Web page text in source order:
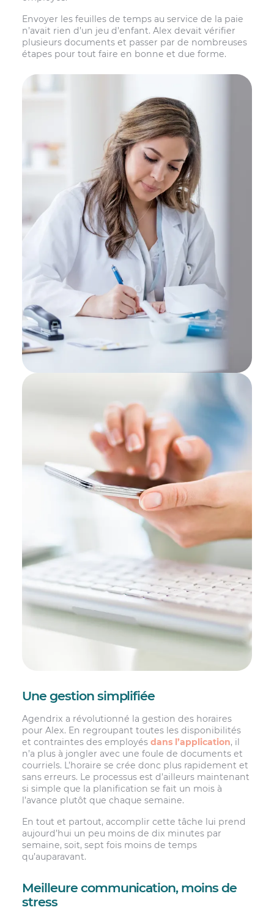
Envoyer les feuilles de temps au service de la paie
n’avait rien d’un jeu d’enfant. Alex devait vérifier
plusieurs documents et passer par de nombreuses
étapes pour tout faire en bonne et due forme.
Une gestion simplifiée
Agendrix a révolutionné la gestion des horaires
pour Alex. En regroupant toutes les disponibilités
et contraintes des employés dans l’application, il
n’a plus à jongler avec une foule de documents et
courriels. L’horaire se crée donc plus rapidement et
sans erreurs. Le processus est d’ailleurs maintenant
si simple que la planification se fait un mois à
l’avance plutôt que chaque semaine.
En tout et partout, accomplir cette tâche lui prend
aujourd’hui un peu moins de dix minutes par
semaine, soit, sept fois moins de temps
qu’auparavant.
Meilleure communication, moins de
stress